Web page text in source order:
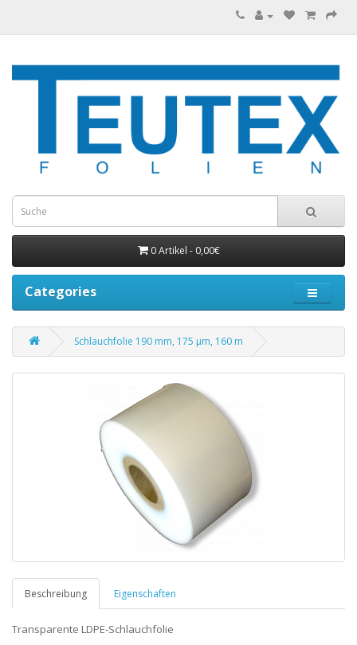
0 Artikel - 0,00€
Categories
Schlauchfolie 190 mm, 175 µm, 160 m
Beschreibung Eigenschaften
Transparente LDPE-Schlauchfolie